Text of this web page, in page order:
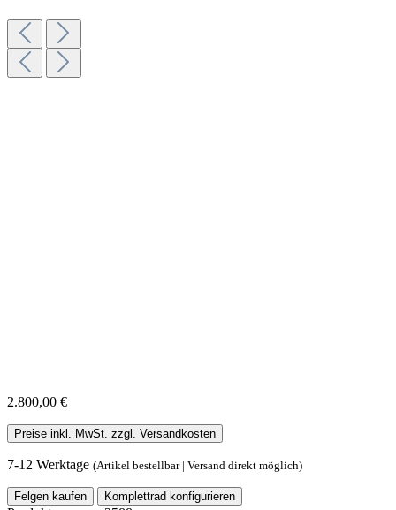
2.800,00 €
Preise inkl. MwSt. zzgl. Versandkosten
7-12 Werktage (Artikel bestellbar | Versand direkt möglich)
Felgen kaufen Komplettrad konfigurieren